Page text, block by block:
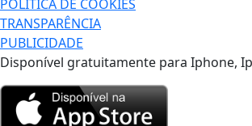
POLÍTICA DE COOKIES
TRANSPARÊNCIA
PUBLICIDADE
Disponível gratuitamente para Iphone,